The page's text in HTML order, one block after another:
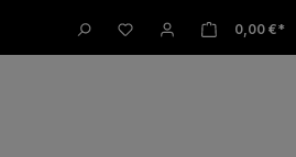
0,00 €*